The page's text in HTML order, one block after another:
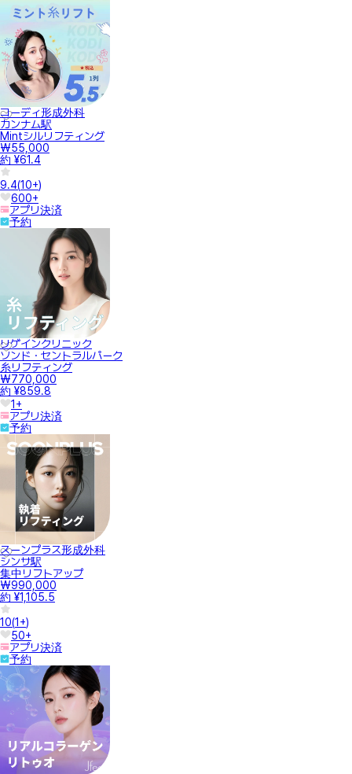
コーディ形成外科
カンナム駅
Mintシルリフティング
₩55,000
約 ¥61.4
9.4(10+)
600+
アプリ決済
予約
リゲインクリニック
ソンド・セントラルパーク
糸リフティング
₩770,000
約 ¥859.8
1+
アプリ決済
予約
スーンプラス形成外科
シンサ駅
集中リフトアップ
₩990,000
約 ¥1,105.5
10(1+)
50+
アプリ決済
予約